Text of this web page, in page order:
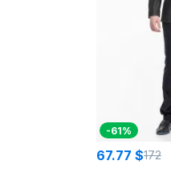
-61%
67.77 $172